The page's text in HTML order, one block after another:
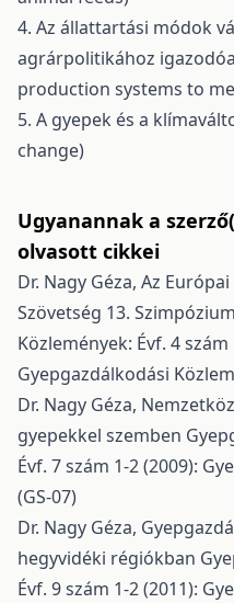
4. Az állattartási módok
agrárpolitikához
production systems to
5. A gyepek és a
change)
Ugyanannak a
olvasott cikkei
Dr. Nagy Géza, Az
Szövetség 13.
Közlemények: Évf. 4 szám
Gyepgazdálkodási
Dr. Nagy Géza,
gyepekkel szemben
Évf. 7 szám 1-2 (2009):
(GS-07)
Dr. Nagy Géza,
hegyvidéki régiókban
Évf. 9 szám 1-2 (2011):